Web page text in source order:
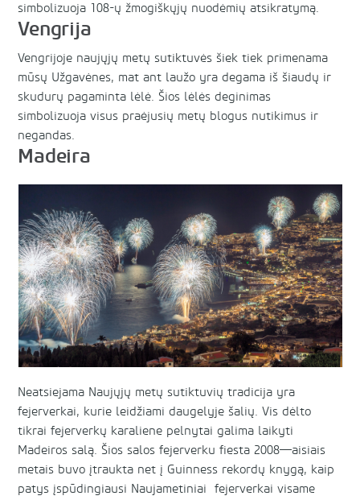
simbolizuoja 108-ų žmogiškųjų nuodėmių atsikratymą.
Vengrija
Vengrijoje naujųjų metų sutiktuvės šiek tiek primenama
mūsų Užgavėnes, mat ant laužo yra degama iš šiaudų ir
skudurų pagaminta lėlė. Šios lėlės deginimas
simbolizuoja visus praėjusių metų blogus nutikimus ir
negandas.
Madeira
Neatsiejama Naujųjų metų sutiktuvių tradicija yra
fejerverkai, kurie leidžiami daugelyje šalių. Vis dėlto
tikrai fejerverkų karaliene pelnytai galima laikyti
Madeiros salą. Šios salos fejerverku fiesta 2008—aisiais
metais buvo įtraukta net į Guinness rekordų knygą, kaip
patys įspūdingiausi Naujametiniai fejerverkai visame